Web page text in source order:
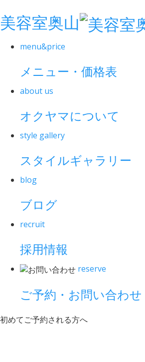
美容室奥山
menu&price
メニュー・価格表
about us
オクヤマについて
style gallery
スタイルギャラリー
blog
ブログ
recruit
採用情報
reserve
ご予約・お問い合わせ
初めてご予約される方へ